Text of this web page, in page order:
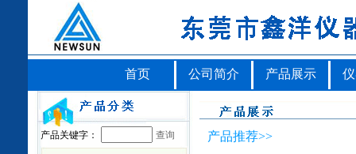
首页 公司简介 产品展示
产品关键字： 查询 产品推荐>>